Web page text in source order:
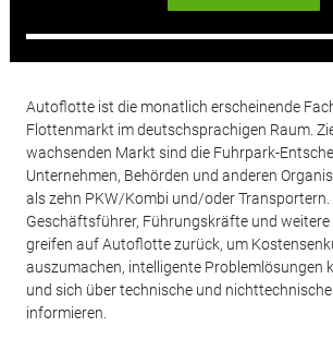
Autoflotte ist die monatlich erscheinende
Flottenmarkt im deutschsprachigen Raum.
wachsenden Markt sind die Fuhrpark-
Unternehmen, Behörden und anderen
als zehn PKW/Kombi und/oder Transportern.
Geschäftsführer, Führungskräfte und weitere
greifen auf Autoflotte zurück, um
auszumachen, intelligente Problemlösungen
und sich über technische und
informieren.